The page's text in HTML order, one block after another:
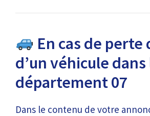
En cas de perte
d’un véhicule dans
département 07
Dans le contenu de votre